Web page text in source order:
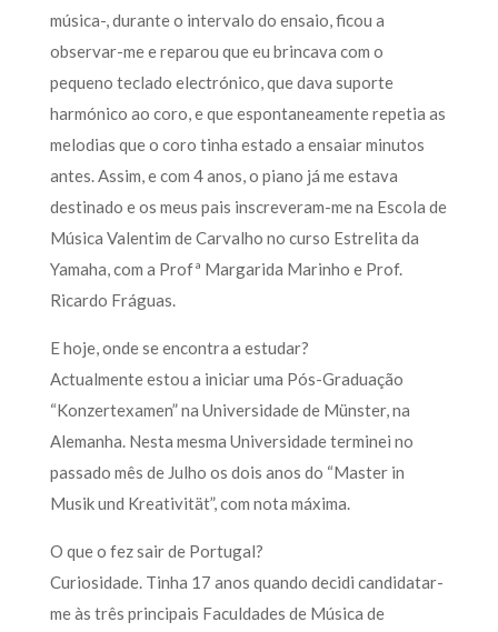
música-, durante o intervalo do ensaio, ficou a
observar-me e reparou que eu brincava com o
pequeno teclado electrónico, que dava suporte
harmónico ao coro, e que espontaneamente repetia as
melodias que o coro tinha estado a ensaiar minutos
antes. Assim, e com 4 anos, o piano já me estava
destinado e os meus pais inscreveram-me na Escola de
Música Valentim de Carvalho no curso Estrelita da
Yamaha, com a Profª Margarida Marinho e Prof.
Ricardo Fráguas.
E hoje, onde se encontra a estudar?
Actualmente estou a iniciar uma Pós-Graduação
“Konzertexamen” na Universidade de Münster, na
Alemanha. Nesta mesma Universidade terminei no
passado mês de Julho os dois anos do “Master in
Musik und Kreativität”, com nota máxima.
O que o fez sair de Portugal?
Curiosidade. Tinha 17 anos quando decidi candidatar-
me às três principais Faculdades de Música de